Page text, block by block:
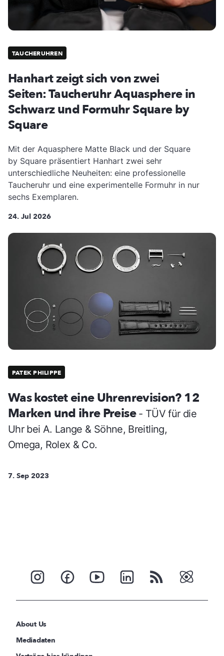
TAUCHERUHREN
Hanhart zeigt sich von zwei
Seiten: Taucheruhr Aquasphere in
Schwarz und Formuhr Square by
Square
Mit der Aquasphere Matte Black und der Square
by Square präsentiert Hanhart zwei sehr
unterschiedliche Neuheiten: eine professionelle
Taucheruhr und eine experimentelle Formuhr in nur
sechs Exemplaren.
24. Jul 2026
PATEK PHILIPPE
Was kostet eine Uhrenrevision? 12
Marken und ihre Preise - TÜV für die
Uhr bei A. Lange & Söhne, Breitling,
Omega, Rolex & Co.
7. Sep 2023
About Us
Mediadaten